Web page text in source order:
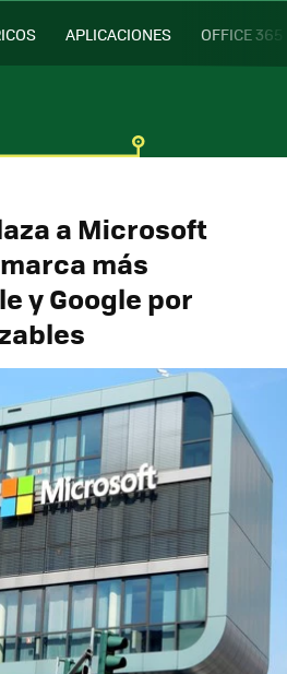
APLICACIONES OFFICE 365
a Microsoft
más
y Google por